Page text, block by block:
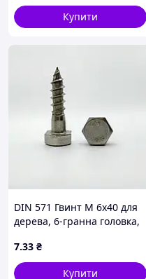
Купити
DIN 571 Гвинт М 6х40 для
дерева, 6-гранна головка,
7.33 ₴
Купити